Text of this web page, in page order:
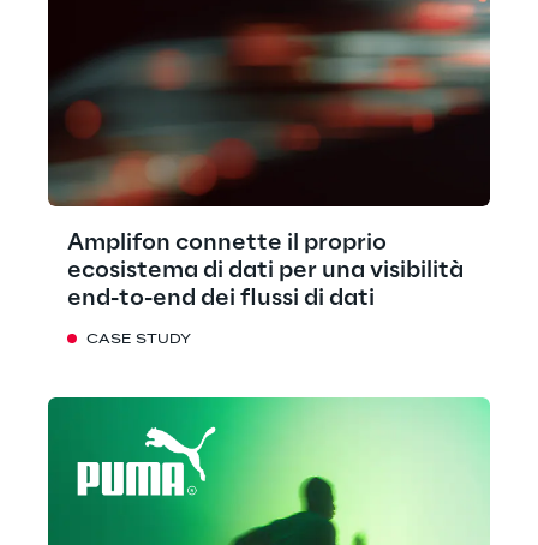
Amplifon connette il proprio
ecosistema di dati per una visibilità
end-to-end dei flussi di dati
CASE STUDY